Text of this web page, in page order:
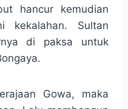
hancur kemudian
kekalahan. Sultan
di paksa untuk
Gowa, maka